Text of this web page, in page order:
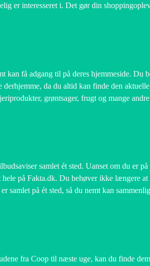
er interesseret i. Det gør din
kan få adgang til på deres hjemmeside. Du
da du altid kan finde den aktuelle
grøntsager, frugt og mange andre
samlet ét sted. Uanset om du er
på Fakta.dk. Du behøver ikke længere at
samlet på ét sted, så du nemt kan
fra Coop til næste uge, kan du finde